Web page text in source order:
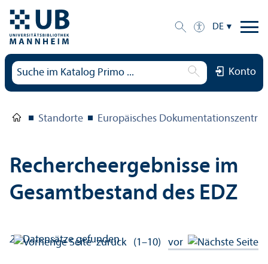
DE
Konto
Standorte Europäisches
Rechercheergebnisse im
Gesamtbestand des EDZ
26Datensätze gefunden
zurück (1–10) vor